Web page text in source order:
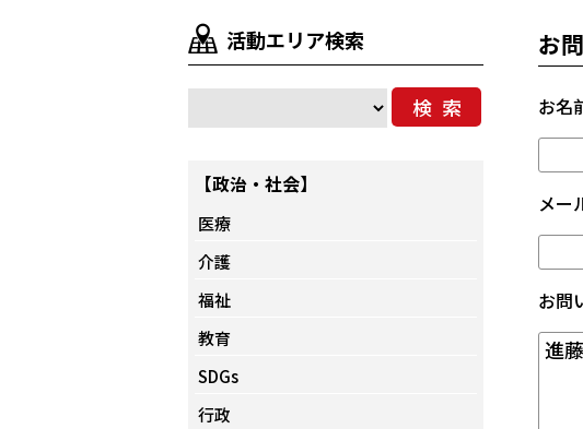
活動エリア検索
検索
【政治・社会】
医療
介護
福祉
教育
SDGs
行政
お
お名
メー
お問